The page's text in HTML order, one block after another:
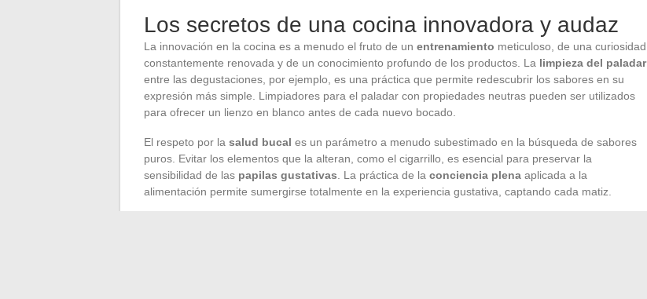
Los secretos de una cocina innovadora y audaz
La innovación en la cocina es a menudo el fruto de un entrenamiento meticuloso, de una curiosidad
constantemente renovada y de un conocimiento profundo de los productos. La limpieza del paladar
entre las degustaciones, por ejemplo, es una práctica que permite redescubrir los sabores en su
expresión más simple. Limpiadores para el paladar con propiedades neutras pueden ser utilizados
para ofrecer un lienzo en blanco antes de cada nuevo bocado.
El respeto por la salud bucal es un parámetro a menudo subestimado en la búsqueda de sabores
puros. Evitar los elementos que la alteran, como el cigarrillo, es esencial para preservar la
sensibilidad de las papilas gustativas . La práctica de la conciencia plena aplicada a la
alimentación permite sumergirse totalmente en la experiencia gustativa, captando cada matiz.